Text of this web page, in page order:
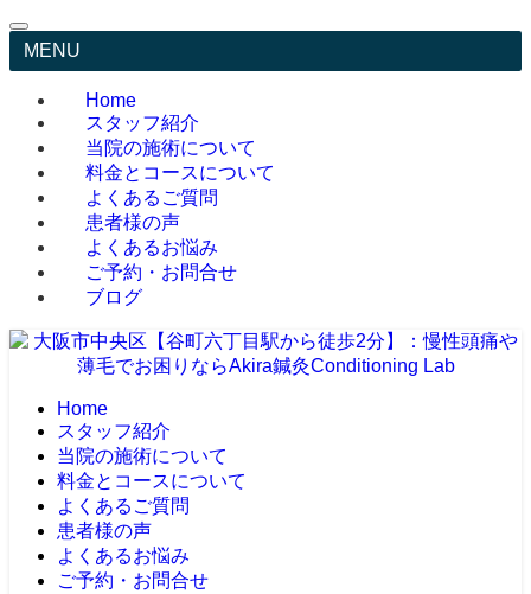
MENU
Home
スタッフ紹介
当院の施術について
料金とコースについて
よくあるご質問
患者様の声
よくあるお悩み
ご予約・お問合せ
ブログ
Home
スタッフ紹介
当院の施術について
料金とコースについて
よくあるご質問
患者様の声
よくあるお悩み
ご予約・お問合せ